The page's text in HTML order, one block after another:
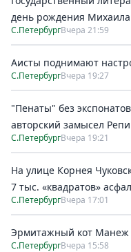
день рождения
С.ПетербургВчера 21:59
Аисты поднимают
С.ПетербургВчера 19:27
"Пенаты" без
авторский замысел
С.ПетербургВчера 19:21
На улице Корнея
7 тыс. «квадратов»
С.ПетербургВчера 17:01
Эрмитажный кот Манеж
С.ПетербургВчера 15:58